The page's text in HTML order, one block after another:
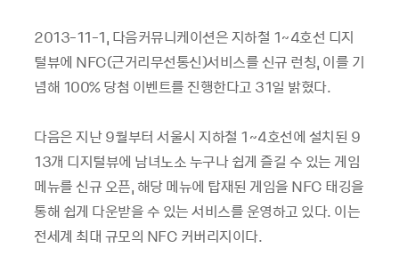
2013-11-1, 다음커뮤니케이션은 지하철 1~4호선 디지
털뷰에 NFC(근거리무선통신)서비스를 신규 런칭, 이를 기
념해 100% 당첨 이벤트를 진행한다고 31일 밝혔다.
다음은 지난 9월부터 서울시 지하철 1~4호선에 설치된 9
13개 디지털뷰에 남녀노소 누구나 쉽게 즐길 수 있는 게임
메뉴를 신규 오픈, 해당 메뉴에 탑재된 게임을 NFC 태깅을
통해 쉽게 다운받을 수 있는 서비스를 운영하고 있다. 이는
전세계 최대 규모의 NFC 커버리지이다.